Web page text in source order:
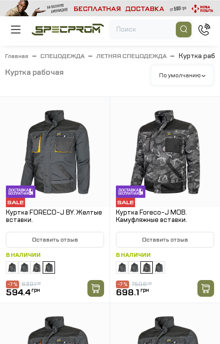
Главная СПЕЦОДЕЖДА ЛЕТНЯЯ СПЕЦОДЕЖДА Куртка
куртка рабочая По умолчанию
Куртка FORECO-J BY. Желтые
вставки.
Оставить отзыв
В НАЛИЧИИ
639.1грн
-7 %
594.4грн
Куртка Foreco-J MOB.
Камуфляжные вставки.
Оставить отзыв
В НАЛИЧИИ
750.6грн
-7 %
698.1 грн